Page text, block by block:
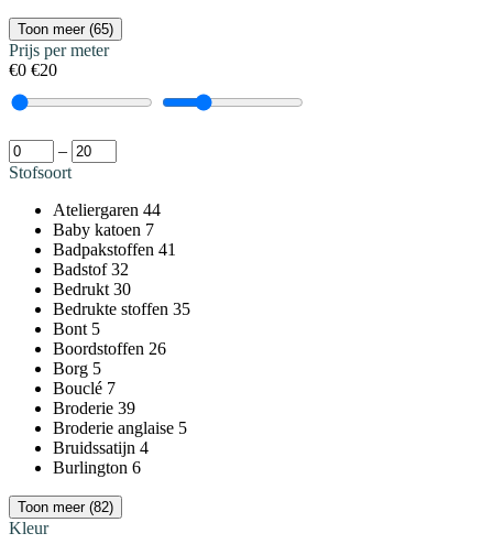
Toon meer (65)
Prijs per meter
€0 €20
–
Stofsoort
Ateliergaren 44
Baby katoen 7
Badpakstoffen 41
Badstof 32
Bedrukt 30
Bedrukte stoffen 35
Bont 5
Boordstoffen 26
Borg 5
Bouclé 7
Broderie 39
Broderie anglaise 5
Bruidssatijn 4
Burlington 6
Toon meer (82)
Kleur